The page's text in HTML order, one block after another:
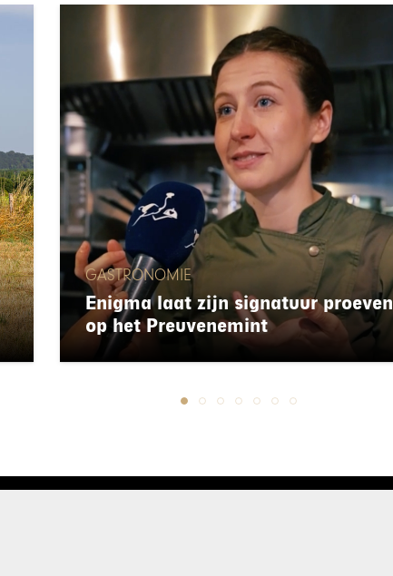
GASTRONOMIE
Enigma laat zijn signatuur proeven
op het Preuvenemint